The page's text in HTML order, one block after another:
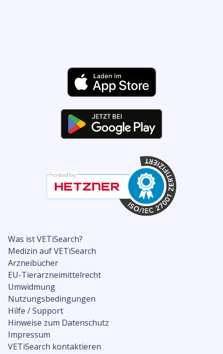
Was ist VETiSearch?
Medizin auf VETiSearch
Arzneibücher
EU-Tierarzneimittelrecht
Umwidmung
Nutzungsbedingungen
Hilfe / Support
Hinweise zum Datenschutz
Impressum
VETiSearch kontaktieren